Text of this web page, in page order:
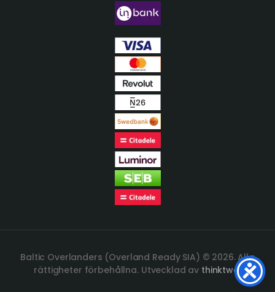
Baltic Overlanders (Overland Ready SIA) © 2026. Alla
rättigheter förbehållna. Utvecklad av thinktwo.